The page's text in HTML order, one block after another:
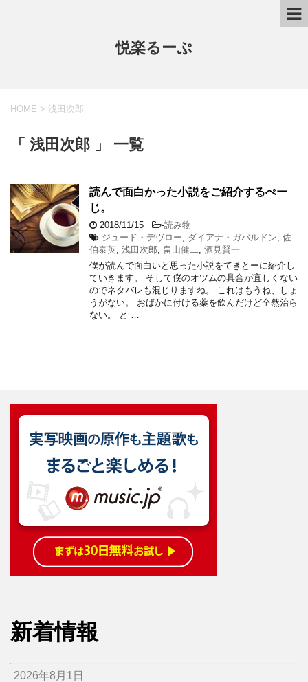
悦楽るーぷ
HOME > 浅田次郎
「 浅田次郎 」 一覧
読んで面白かった小説をご紹介するぺー
じ。
2018/11/15 -読み物
ジュード・デヴロー
ダイアナ・ガバルドン 佐
伯泰英 浅田次郎 畠山健二
酒見賢一
僕が読んで面白いと思った小説をてきとーに紹介し
ていきます。 そして僕のオツムの具合が宜しくない
のでネタバレも混じりますね。 これはもうね、しょ
うがない。 おばかに付ける薬を飲んだけど全然治ら
ない。 と …
新着情報
2026年8月1日